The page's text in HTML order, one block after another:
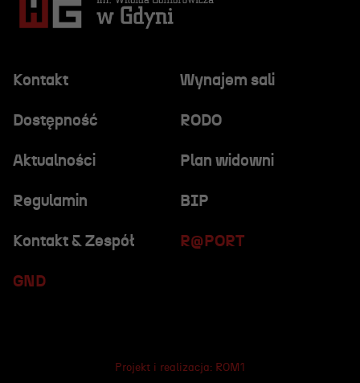
Kontakt Wynajem sali
Dostępność RODO
R@PORT
Aktualności Plan widowni
Regulamin BIP
GND
Kontakt & Zespół
Projekt i realizacja: ROM1